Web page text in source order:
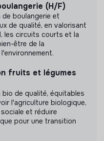
(H/F)
boulangerie et
de qualité, en valorisant
les circuits courts et la
être de la
fruits et légumes
de qualité, équitables
l'agriculture biologique,
et réduire
pour une transition